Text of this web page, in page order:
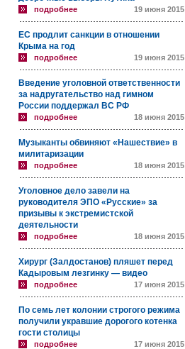
подробнее 19 июня 2015
ЕС продлит санкции в отношении
Крыма на год
подробнее 19 июня 2015
Введение уголовной ответственности
за надругательство над гимном
России поддержал ВС РФ
подробнее 18 июня 2015
Музыканты обвиняют «Нашествие» в
милитаризации
подробнее 18 июня 2015
Уголовное дело завели на
руководителя ЭПО «Русские» за
призывы к экстремистской
деятельности
подробнее 18 июня 2015
Хирург (Залдостанов) пляшет перед
Кадыровым лезгинку — видео
подробнее 17 июня 2015
По семь лет колонии строгого режима
получили укравшие дорогого котенка
гости столицы
подробнее 17 июня 2015